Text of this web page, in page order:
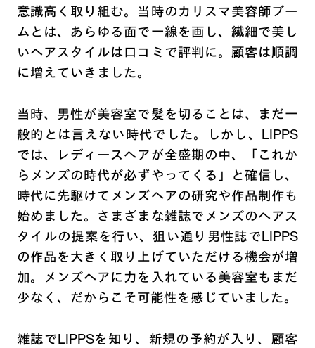
意識高く取り組む。当時のカリスマ美容師ブー
ムとは、あらゆる面で一線を画し、繊細で美し
いヘアスタイルは口コミで評判に。顧客は順調
に増えていきました。
当時、男性が美容室で髪を切ることは、まだ一
般的とは言えない時代でした。しかし、LIPPS
では、レディースヘアが全盛期の中、「これか
らメンズの時代が必ずやってくる」と確信し、
時代に先駆けてメンズヘアの研究や作品制作も
始めました。さまざまな雑誌でメンズのヘアス
タイルの提案を行い、狙い通り男性誌でLIPPS
の作品を大きく取り上げていただける機会が増
加。メンズヘアに力を入れている美容室もまだ
少なく、だからこそ可能性を感じていました。
雑誌でLIPPSを知り、新規の予約が入り、顧客